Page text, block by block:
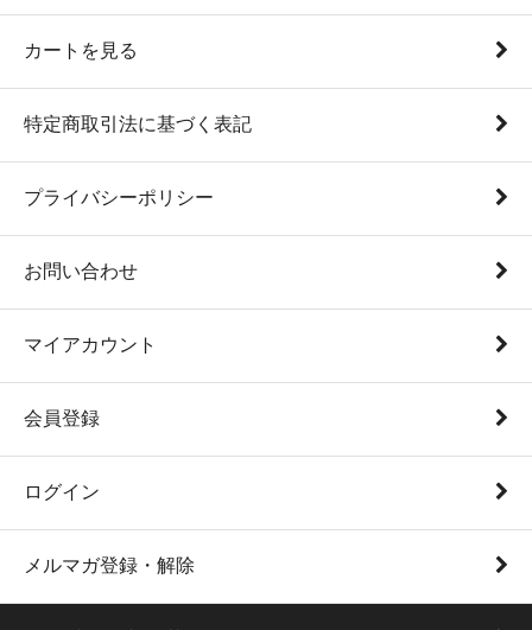
カートを見る
特定商取引法に基づく表記
プライバシーポリシー
お問い合わせ
マイアカウント
会員登録
ログイン
メルマガ登録・解除